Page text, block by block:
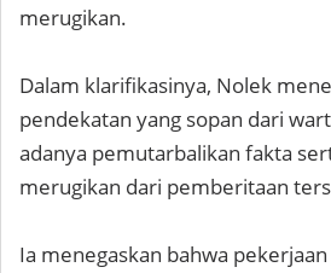
merugikan.
Dalam klarifikasinya, Nolek
pendekatan yang sopan dari
adanya pemutarbalikan fakta
merugikan dari pemberitaan
Ia menegaskan bahwa